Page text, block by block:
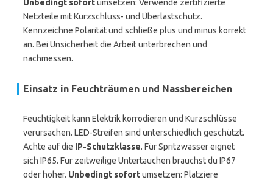
Unbedingt sofortumsetzen: Verwende zertifizierte
Netzteile mit Kurzschluss- und Überlastschutz.
Kennzeichne Polarität und schließe plus und minus korrekt
an. Bei Unsicherheit die Arbeit unterbrechen und
nachmessen.
Einsatz in Feuchträumen und Nassbereichen
Feuchtigkeit kann Elektrik korrodieren und Kurzschlüsse
verursachen. LED-Streifen sind unterschiedlich geschützt.
Achte auf die IP-Schutzklasse. Für Spritzwasser eignet
sich IP65. Für zeitweilige Untertauchen brauchst du IP67
oder höher. Unbedingt sofortumsetzen: Platziere